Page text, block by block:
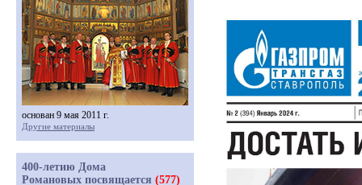
основан 9 мая 2011 г.
Другие материалы
400-летию Дома
Романовых посвящается (577)